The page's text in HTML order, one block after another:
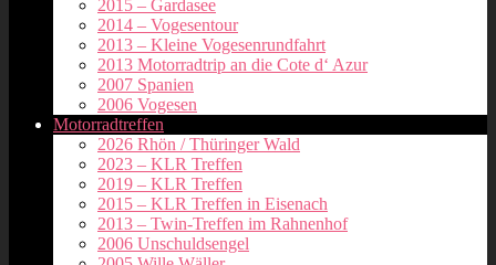
2015 – Gardasee
2014 – Vogesentour
2013 – Kleine Vogesenrundfahrt
2013 Motorradtrip an die Cote d‘ Azur
2007 Spanien
2006 Vogesen
Motorradtreffen
2026 Rhön / Thüringer Wald
2023 – KLR Treffen
2019 – KLR Treffen
2015 – KLR Treffen in Eisenach
2013 – Twin-Treffen im Rahnenhof
2006 Unschuldsengel